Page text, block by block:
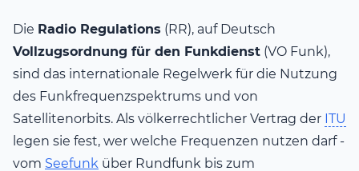
Die Radio Regulations (RR), auf Deutsch
Vollzugsordnung für den Funkdienst (VO Funk),
sind das internationale Regelwerk für die Nutzung
des Funkfrequenzspektrums und von
Satellitenorbits. Als völkerrechtlicher Vertrag der ITU
legen sie fest, wer welche Frequenzen nutzen darf -
vom Seefunk über Rundfunk bis zum